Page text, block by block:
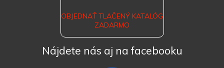
OBJEDNAŤ TLAČENÝ KATALÓG
ZADARMO
Nájdete nás aj na facebooku